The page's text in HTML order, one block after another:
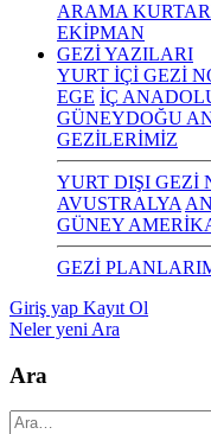
ARAMA
EKİPMAN
GEZİ YAZILARI
YURT İÇİ GEZİ
EGE İÇ
GÜNEYDOĞU
GEZİLERİMİZ
YURT DIŞI GEZİ
AVUSTRALYA
GÜNEY
GEZİ
Giriş yap Kayıt Ol
Neler yeni Ara
Ara